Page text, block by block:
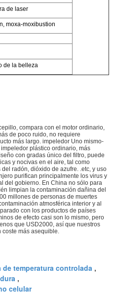
de laser
moxa-moxibustion
de la belleza
compara con el motor ordinario,
de poco ruido, no requiere
más largo. impeledor Uno mismo-
plástico ordinario, más
con gradas único del filtro, puede
y nocivas en el aire, tal como
radón, dióxido de azufre. .etc, y uso
purifican principalmente los virus y
del gobierno. En China no sólo para
limpian la contaminación dañina del
millones de personas de muertes
atmosférica interior y al
con los productos de países
de efecto casi son lo mismo, pero
que USD2000, así que nuestros
coste más asequible.
temperatura controlada ,
,
celular